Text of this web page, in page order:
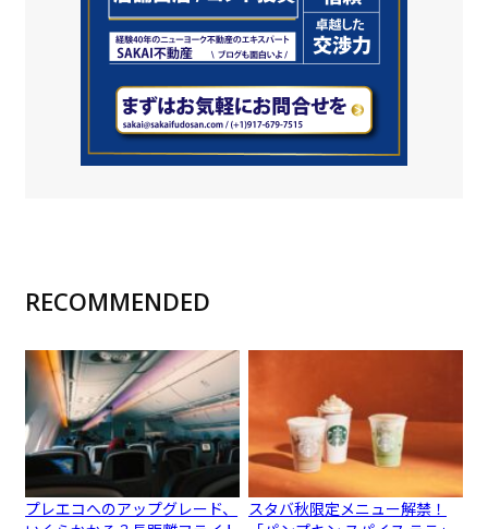
RECOMMENDED
プレエコへのアップグレード、
スタバ秋限定メニュー解禁！